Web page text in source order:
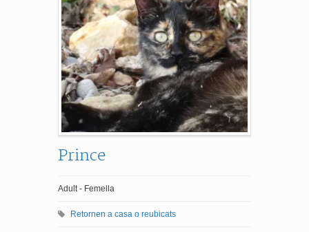
Prince
Adult - Femella
Retornen a casa o reubicats